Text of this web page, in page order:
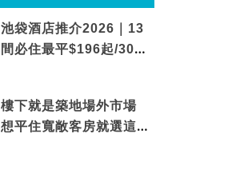
池袋酒店推介2026｜13
間必住最平$196起/30秒
樓下就是築地場外市場
想平住寬敞客房就選這間